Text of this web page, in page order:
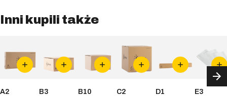
Inni kupili także
A2
B3
B10
C2
D1
E3